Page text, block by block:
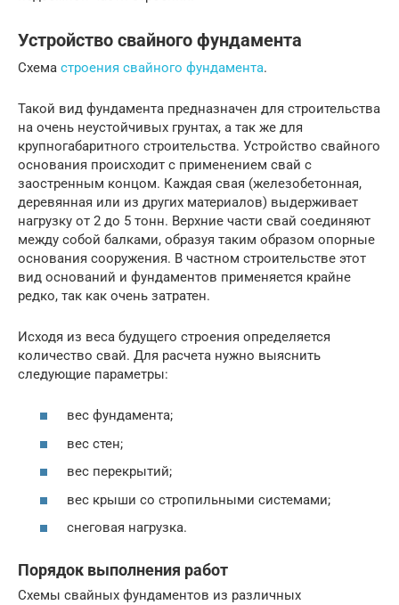
Устройство свайного фундамента
Схема строения свайного фундамента.
Такой вид фундамента предназначен для строительства
на очень неустойчивых грунтах, а так же для
крупногабаритного строительства. Устройство свайного
основания происходит с применением свай с
заостренным концом. Каждая свая (железобетонная,
деревянная или из других материалов) выдерживает
нагрузку от 2 до 5 тонн. Верхние части свай соединяют
между собой балками, образуя таким образом опорные
основания сооружения. В частном строительстве этот
вид оснований и фундаментов применяется крайне
редко, так как очень затратен.
Исходя из веса будущего строения определяется
количество свай. Для расчета нужно выяснить
следующие параметры:
вес фундамента;
вес стен;
вес перекрытий;
вес крыши со стропильными системами;
снеговая нагрузка.
Порядок выполнения работ
Схемы свайных фундаментов из различных